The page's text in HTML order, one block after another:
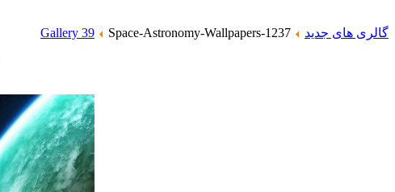
گالری های جدید Gallery 39 Space-Astronomy-Wallpapers-1237